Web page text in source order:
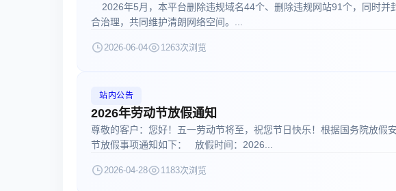
2026年5月，本平台删除违规域名44个、删除违规网站91个，同时并
合治理，共同维护清朗网络空间。...
2026-06-04 1263次浏览
站内公告
2026年劳动节放假通知
尊敬的客户：您好！五一劳动节将至，祝您节日快乐！根据国务院放假
节放假事项通知如下： 放假时间：2026...
2026-04-28 1183次浏览